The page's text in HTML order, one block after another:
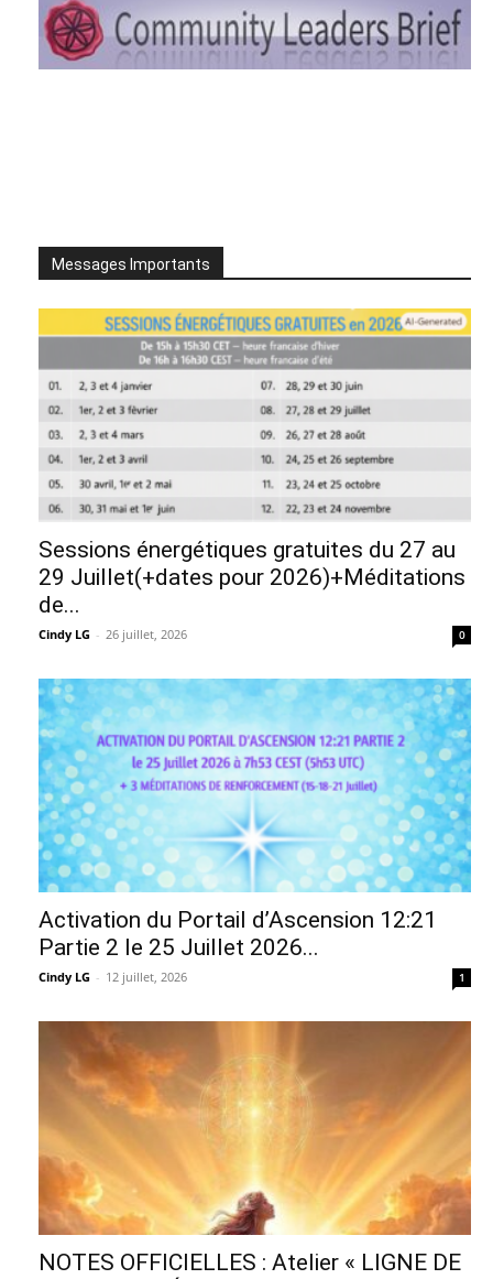
Messages Importants
Sessions énergétiques gratuites du 27 au
29 Juillet(+dates pour 2026)+Méditations
de...
Cindy LG - 26 juillet, 2026 0
Activation du Portail d’Ascension 12:21
Partie 2 le 25 Juillet 2026...
Cindy LG - 12 juillet, 2026 1
NOTES OFFICIELLES : Atelier « LIGNE DE